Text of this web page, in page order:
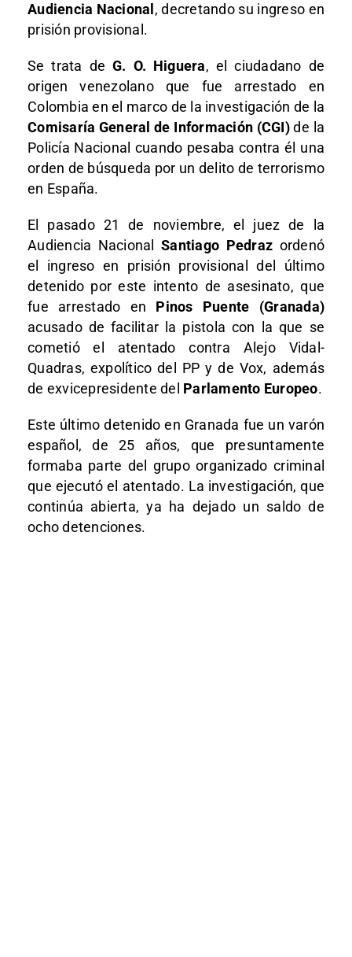
Audiencia Nacional , decretando su ingreso en
prisión provisional.
Se trata deG. O. Higuera, el ciudadano de
origen venezolano que fue arrestado en
Colombia en el marco de la investigación de la
Comisaría General de Información (CGI)de la
Policía Nacional cuando pesaba contra él una
orden de búsqueda por un delito de terrorismo
en España.
El pasado 21 de noviembre, el juez de la
Audiencia NacionalSantiago Pedraz ordenó
el ingreso en prisión provisional del último
detenido por este intento de asesinato, que
fue arrestado en Pinos Puente (Granada)
acusado de facilitar la pistola con la que se
cometió el atentado contra Alejo Vidal-
Quadras, expolítico del PP y de Vox, además
de exvicepresidente del Parlamento Europeo.
Este último detenido en Granada fue un varón
español, de 25 años, que presuntamente
formaba parte del grupo organizado criminal
que ejecutó el atentado. La investigación, que
continúa abierta, ya ha dejado un saldo de
ocho detenciones.